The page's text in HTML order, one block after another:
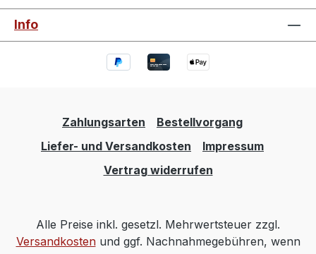
Info
Zahlungsarten
Bestellvorgang
Liefer- und Versandkosten
Impressum
Vertrag widerrufen
Alle Preise inkl. gesetzl. Mehrwertsteuer zzgl.
Versandkostenund ggf. Nachnahmegebühren, wenn